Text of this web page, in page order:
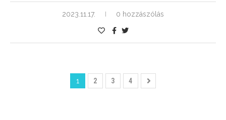
2023.11.17. 0 hozzászólás
1 2 3 4